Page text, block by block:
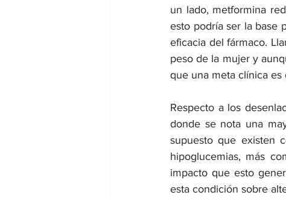
un lado, metformina
esto podría ser la base
eficacia del fármaco.
peso de la mujer y
que una meta clínica
Respecto a los
donde se nota una
supuesto que existen
hipoglucemias, más
impacto que esto
esta condición sobre